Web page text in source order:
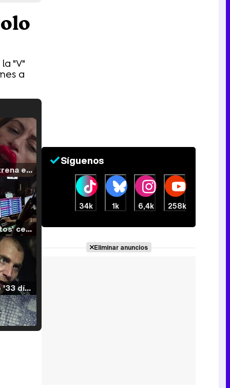
"V"
a
Filmin estrena el tráiler de 'Millennial Mal', su nueva comedia universitaria de la mano de Lorena Iglesias
'120 Minutos' celebra sus 2.000 programas en Telemadrid con un vídeo del día a día en la redacción
Tráiler de '33 días', la nueva serie de Atresplayer con Julián Villagrán y José Manuel Poga
Síguenos
34k 1k 6,4k 258k
Eliminar anuncios